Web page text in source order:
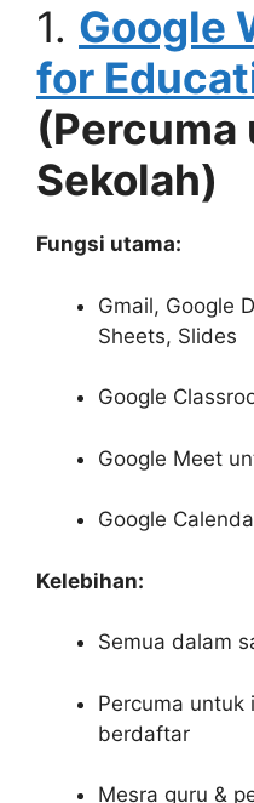
1. Google
for
(Percuma
Sekolah)
Fungsi utama:
Gmail, Google
Sheets, Slides
Google
Google Meet
Google
Kelebihan:
Semua dalam
Percuma untuk
berdaftar
Mesra guru &